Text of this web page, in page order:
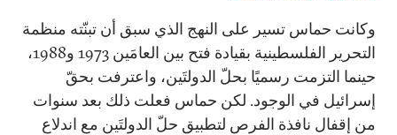
وكانت حماس تسير على النهج الذي سبق أن تبنّته منظمة
التحرير الفلسطينية بقيادة فتح بين العامَين 1973 و1988،
حينما التزمت رسميًا بحلّ الدولتَين، واعترفت بحقّ
إسرائيل في الوجود. لكن حماس فعلت ذلك بعد سنوات
من إقفال نافذة الفرص لتطبيق حلّ الدولتَين مع اندلاع